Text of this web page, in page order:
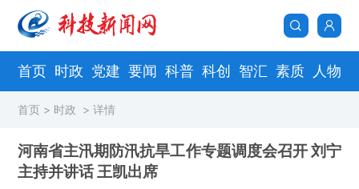
首页 时政 党建 要闻 科普 科创 智汇 素质 人物
首页 > 时政 > 详情
河南省主汛期防汛抗旱工作专题调度会召开 刘宁
主持并讲话 王凯出席